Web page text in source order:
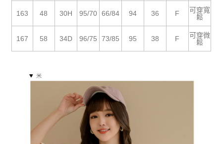
163 48 30H 95/70 66/84 94 36 F
可穿寬
鬆
167 58 34D 96/75 73/85 95 38 F
可穿微
鬆